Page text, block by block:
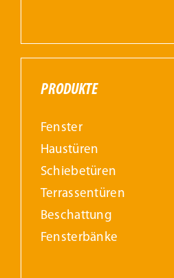
PRODUKTE
Fenster
Haustüren
Schiebetüren
Terrassentüren
Beschattung
Fensterbänke